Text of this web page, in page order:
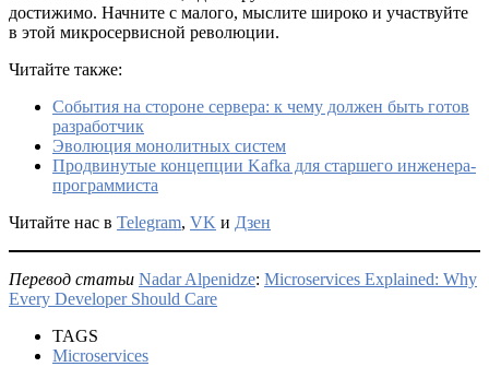
достижимо. Начните с малого, мыслите широко и участвуйте
в этой микросервисной революции.
Читайте также:
События на стороне сервера: к чему должен быть готов
разработчик
Эволюция монолитных систем
Продвинутые концепции Kafka для старшего инженера-
программиста
Читайте нас в Telegram, VK и Дзен
Перевод статьи Nadar Alpenidze: Microservices Explained: Why
Every Developer Should Care
TAGS
Microservices